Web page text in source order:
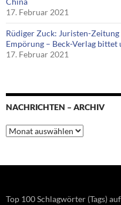
17. Februar 2021
Rüdiger Zuck: Juristen-
Empörung – Beck-Verlag bittet
17. Februar 2021
NACHRICHTEN – ARCHIV
Nachrichten
–
Top 100 Schlagwörter (Tags)